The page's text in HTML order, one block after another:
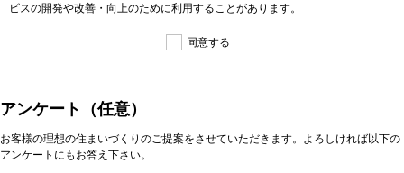
ビスの開発や改善・向上のために利用することがあります。
同意する
アンケート（任意）
お客様の理想の住まいづくりのご提案をさせていただきます。よろしければ以下の
アンケートにもお答え下さい。